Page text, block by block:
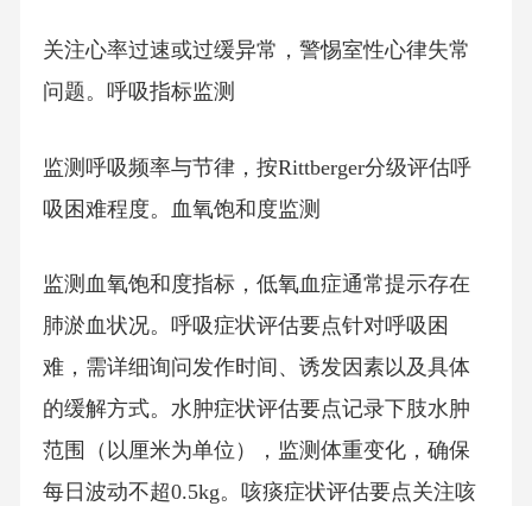
关注心率过速或过缓异常，警惕室性心律失常
问题。呼吸指标监测
监测呼吸频率与节律，按Rittberger分级评估呼
吸困难程度。血氧饱和度监测
监测血氧饱和度指标，低氧血症通常提示存在
肺淤血状况。呼吸症状评估要点针对呼吸困
难，需详细询问发作时间、诱发因素以及具体
的缓解方式。水肿症状评估要点记录下肢水肿
范围（以厘米为单位），监测体重变化，确保
每日波动不超0.5kg。咳痰症状评估要点关注咳